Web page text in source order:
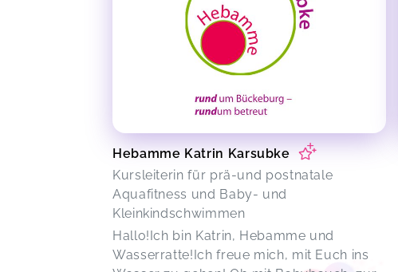
Hebamme Katrin Karsubke
Kursleiterin für prä-und postnatale
Aquafitness und Baby- und
Kleinkindschwimmen
Hallo!Ich bin Katrin, Hebamme und
Wasserratte!Ich freue mich, mit Euch ins